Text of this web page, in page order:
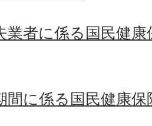
業者に係る国民健
間に係る国民健康